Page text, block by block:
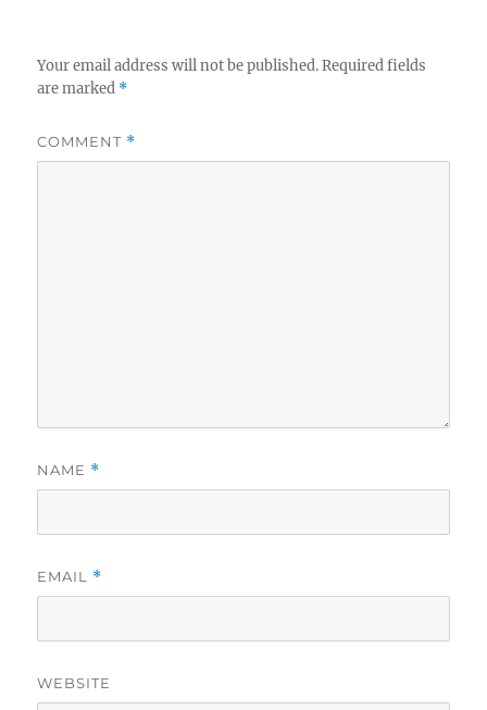
Your email address will not be published. Required fields
are marked *
COMMENT *
NAME *
EMAIL *
WEBSITE